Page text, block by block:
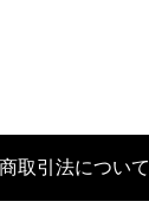
取引法について